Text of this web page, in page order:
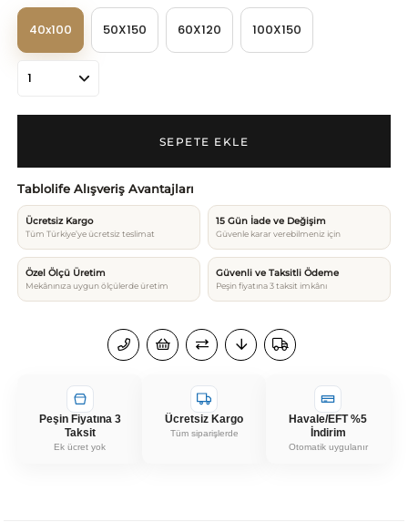
40x100 50X150 60X120 100X150
Tablolife Alışveriş Avantajları
Ücretsiz Kargo
Tüm Türkiye’ye ücretsiz teslimat
15 Gün İade ve Değişim
Güvenle karar verebilmeniz için
Özel Ölçü Üretim
Mekânınıza uygun ölçülerde üretim
Güvenli ve Taksitli Ödeme
Peşin fiyatına 3 taksit imkânı
Peşin Fiyatına 3
Taksit
Ek ücret yok
Ücretsiz Kargo
Tüm siparişlerde
Havale/EFT %5
İndirim
Otomatik uygulanır